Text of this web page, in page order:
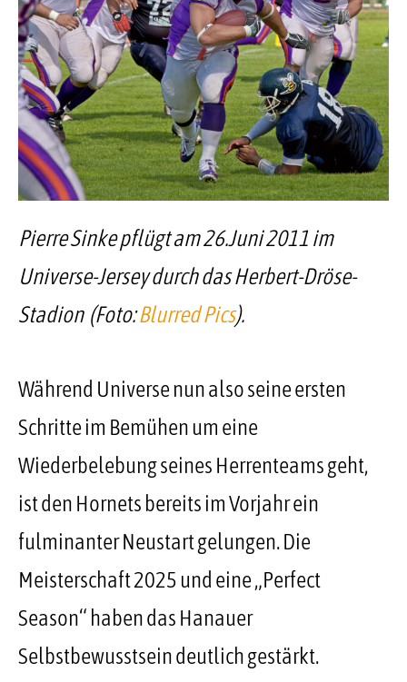
Pierre Sinke pflügt am 26.Juni 2011 im
Universe-Jersey durch das Herbert-Dröse-
Stadion (Foto:Blurred Pics).
Während Universe nun also seine ersten
Schritte im Bemühen um eine
Wiederbelebung seines Herrenteams geht,
ist den Hornets bereits im Vorjahr ein
fulminanter Neustart gelungen. Die
Meisterschaft 2025 und eine „Perfect
Season“ haben das Hanauer
Selbstbewusstsein deutlich gestärkt.